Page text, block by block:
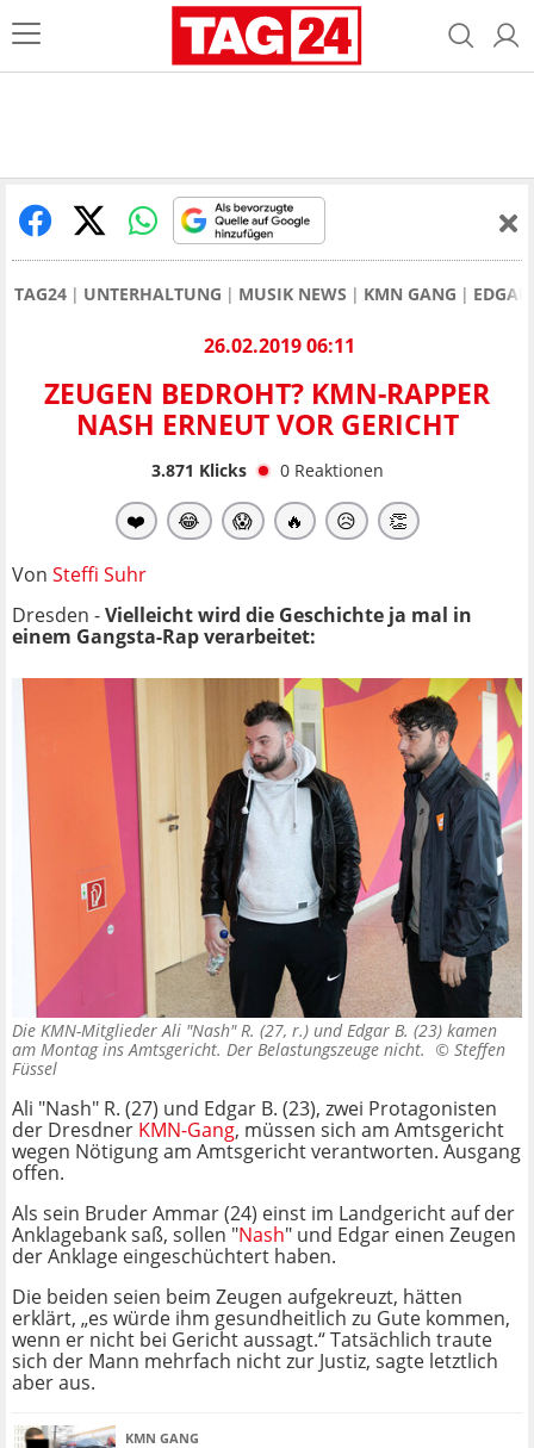
TAG24 UNTERHALTUNG MUSIK NEWS KMN GANG
26.02.2019 06:11
ZEUGEN BEDROHT? KMN-RAPPER
NASH ERNEUT VOR GERICHT
3.871 Klicks 0 Reaktionen
❤️ 😂 😱 🔥 😥 👏
Von Steffi Suhr
Dresden -Vielleicht wird die Geschichte ja mal in
einem Gangsta-Rap verarbeitet:
Die KMN-Mitglieder Ali "Nash" R. (27, r.) und Edgar B. (23) kamen
am Montag ins Amtsgericht. Der Belastungszeuge nicht. © Steffen
Füssel
Ali "Nash" R. (27) und Edgar B. (23), zwei Protagonisten
der Dresdner KMN-Gang, müssen sich am Amtsgericht
wegen Nötigung am Amtsgericht verantworten. Ausgang
offen.
Als sein Bruder Ammar (24) einst im Landgericht auf der
Anklagebank saß, sollen "Nash" und Edgar einen Zeugen
der Anklage eingeschüchtert haben.
Die beiden seien beim Zeugen aufgekreuzt, hätten
erklärt, „es würde ihm gesundheitlich zu Gute kommen,
wenn er nicht bei Gericht aussagt.“ Tatsächlich traute
sich der Mann mehrfach nicht zur Justiz, sagte letztlich
aber aus.
KMN GANG